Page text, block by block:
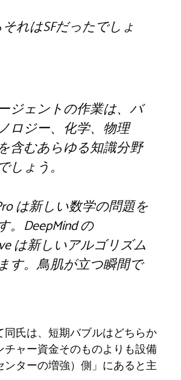
れはSFだったでしょ
ジェントの作業は、バ
ロジー、化学、物理
含むあらゆる知識分野
しょう。
は新しい数学の問題を
。DeepMind の
は新しいアルゴリズム
す。鳥肌が立つ瞬間で
氏は、短期バブルはどちらか
チャー資金そのものよりも設備
ターの増強）側」にあると主